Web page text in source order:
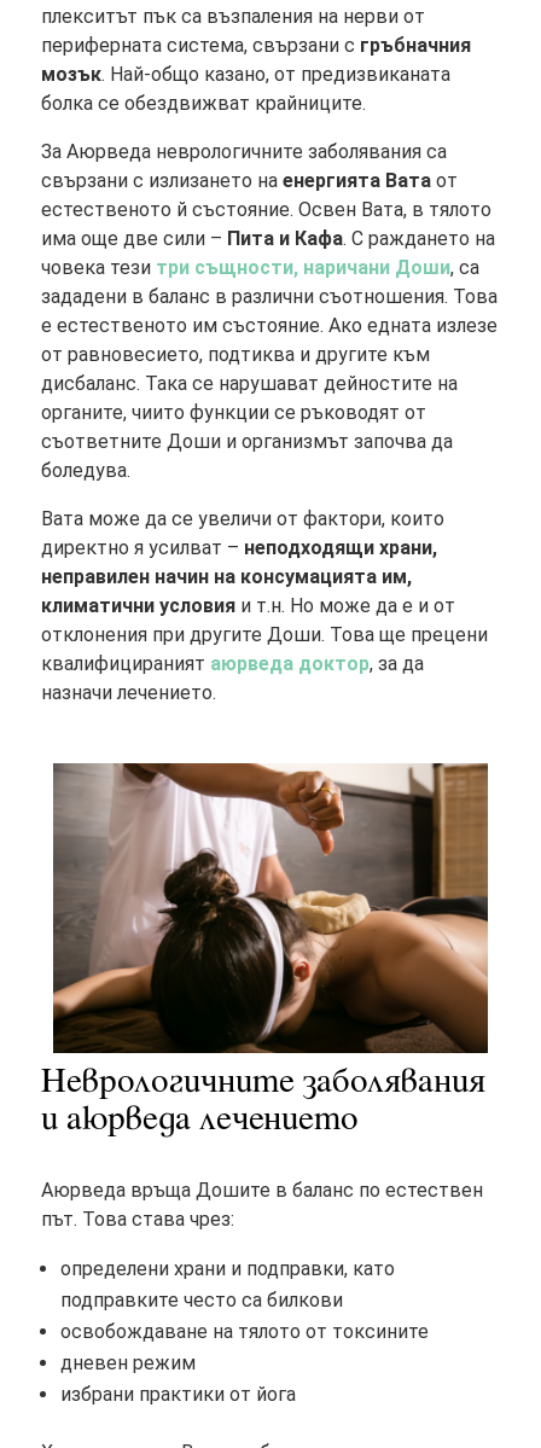
плекситът пък са възпаления на нерви от
периферната система, свързани с гръбначния
мозък. Най-общо казано, от предизвиканата
болка се обездвижват крайниците.
За Аюрведа неврологичните заболявания са
свързани с излизането наенергията Вата от
естественото й състояние. Освен Вата, в тялото
има още две сили – Пита и Кафа. С раждането на
човека тези три същности, наричани Доши, са
зададени в баланс в различни съотношения. Това
е естественото им състояние. Ако едната излезе
от равновесието, подтиква и другите към
дисбаланс. Така се нарушават дейностите на
органите, чиито функции се ръководят от
съответните Доши и организмът започва да
боледува.
Вата може да се увеличи от фактори, които
директно я усилват – неподходящи храни,
неправилен начин на консумацията им,
климатични условия и т.н. Но може да е и от
отклонения при другите Доши. Това ще прецени
квалифицираният аюрведа доктор, за да
назначи лечението.
Неврологичните заболявания
и аюрведа лечението
Аюрведа връща Дошите в баланс по естествен
път. Това става чрез:
определени храни и подправки, като
подправките често са билкови
освобождаване на тялото от токсините
дневен режим
избрани практики от йога